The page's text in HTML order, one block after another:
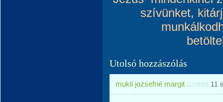
szívünket,
Utolsó hozzászólás
mukli jozsefné margit üzente 11